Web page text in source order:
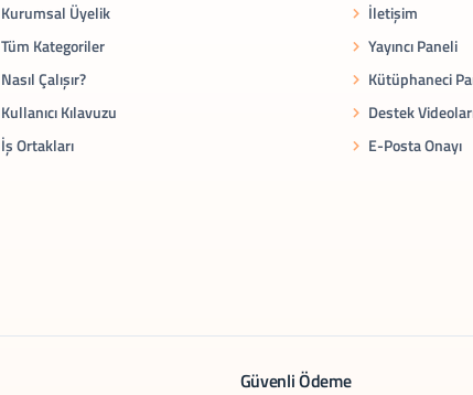
Kurumsal Üyelik
Tüm Kategoriler
Nasıl Çalışır?
Kullanıcı Kılavuzu
İş Ortakları
İletişim
Yayıncı Paneli
Kütüphaneci
Destek
E-Posta Onayı
Güvenli Ödeme